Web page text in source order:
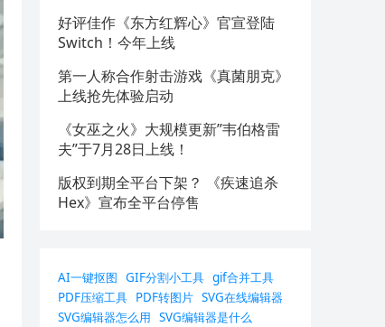
好评佳作《东方红辉心》官宣登陆
Switch！今年上线
第一人称合作射击游戏《真菌朋克》
上线抢先体验启动
《女巫之火》大规模更新”韦伯格雷
夫”于7月28日上线！
版权到期全平台下架？ 《疾速追杀
Hex》宣布全平台停售
AI一键抠图 GIF分割小工具 gif合并工具
PDF压缩工具 PDF转图片 SVG在线编辑器
SVG编辑器怎么用 SVG编辑器是什么